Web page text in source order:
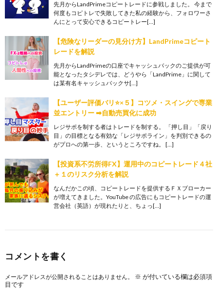
先月からLandPrimeコピートレードに参戦しました。 今まで
何度もコピトレで失敗してきた私の経験から、フォロワーさ
んにとって安心できるコピートレー[…]
【危険なリーダーの見分け方】LandPrimeコピート
レードを解説
先月からLandPrimeの口座でキャッシュバックのご提供が可
能となったタシデレでは、どうやら「LandPrime」に関して
は某有名キャッシュバックサ[…]
【ユーザー評価バリ⭐️×５】コツメ・スイングで専業
並エントリー ➡︎自動売買化に成功
レジサポを制する者はトレードを制する。 「押し目」「戻り
目」の目標となる有効な「レジサポライン」を判別できるの
がプロへの第一歩、というところですね。 […]
【投資系不労所得FX】運用中のコピートレード４社
＋１のリスク分析を解説
なんだかこの頃、コピートレードを提供するＦＸブローカー
が増えてきました。YouTube の広告にもコピートレードの運
営会社（英語）が現れたりと、ちょっ[…]
コメントを書く
メールアドレスが公開されることはありません。 ※ が付いている欄は必須項
目です